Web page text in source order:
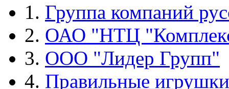
1. Группа компаний
2. ОАО "НТЦ
3. ООО "Лидер Групп"
4. Правильные игрушки